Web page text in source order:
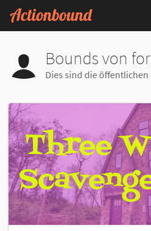
Bounds von
Dies sind die